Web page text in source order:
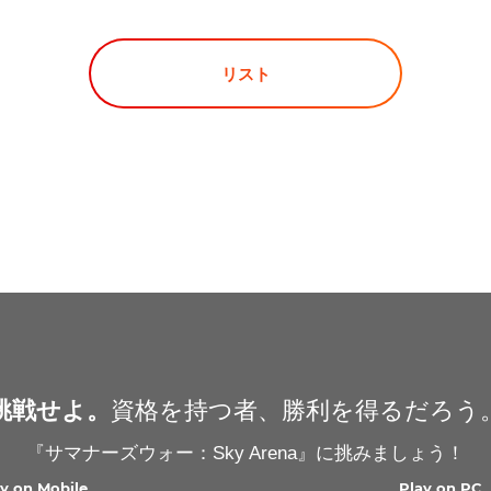
リスト
戦せよ。 資格を持つ者、勝利を得るだろう
『サマナーズウォー：Sky Arena』に挑みましょう！